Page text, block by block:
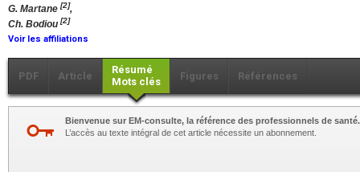
G. Martane [2],
Ch. Bodiou [2]
Voir les affiliations
PDF Article
Résumé
Mots clés
Figures Références
Bienvenue sur EM-consulte, la référence des professionnels de santé.
L’accès au texte intégral de cet article nécessite un abonnement.